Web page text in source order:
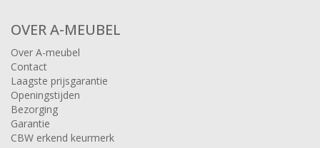
OVER A-MEUBEL
Over A-meubel
Contact
Laagste prijsgarantie
Openingstijden
Bezorging
Garantie
CBW erkend keurmerk